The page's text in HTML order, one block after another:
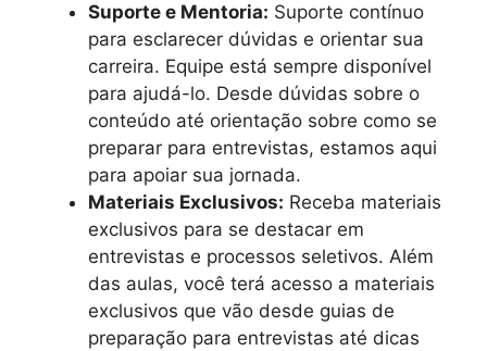
Suporte e Mentoria: Suporte contínuo
para esclarecer dúvidas e orientar sua
carreira. Equipe está sempre disponível
para ajudá-lo. Desde dúvidas sobre o
conteúdo até orientação sobre como se
preparar para entrevistas, estamos aqui
para apoiar sua jornada.
Materiais Exclusivos: Receba materiais
exclusivos para se destacar em
entrevistas e processos seletivos. Além
das aulas, você terá acesso a materiais
exclusivos que vão desde guias de
preparação para entrevistas até dicas